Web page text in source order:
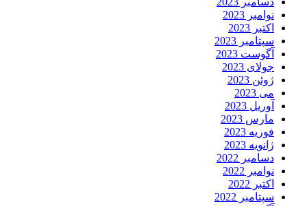
نوامبر 2023
اکتبر 2023
سپتامبر 2023
آگوست 2023
جولای 2023
ژوئن 2023
می 2023
آوریل 2023
مارس 2023
فوریه 2023
ژانویه 2023
دسامبر 2022
نوامبر 2022
اکتبر 2022
سپتامبر 2022